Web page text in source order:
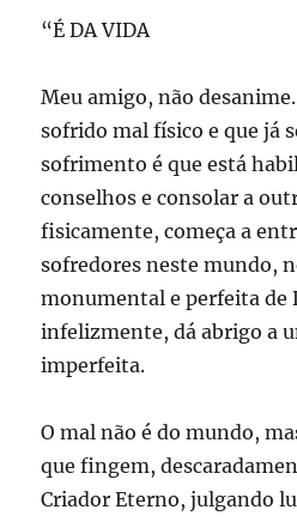
“É DA VIDA
Meu amigo, não
sofrido mal físico e que já
sofrimento é que está
conselhos e consolar a
fisicamente, começa a
sofredores neste mundo,
monumental e perfeita de
infelizmente, dá abrigo a
imperfeita.
O mal não é do mundo,
que fingem,
Criador Eterno, julgando